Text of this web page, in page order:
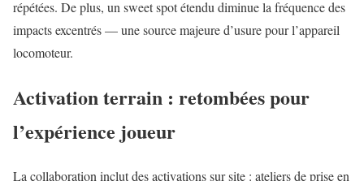
répétées. De plus, un sweet spot étendu diminue la fréquence des
impacts excentrés — une source majeure d’usure pour l’appareil
locomoteur.
Activation terrain : retombées pour
l’expérience joueur
La collaboration inclut des activations sur site : ateliers de prise en